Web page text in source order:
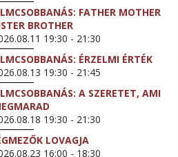
FATHER MOTHER
BROTHER
19:30 - 21:30
ÉRZELMI ÉRTÉK
19:30 - 21:45
A SZERETET, AMI
19:30 - 21:30
LOVAGJA
16:00 - 18:30